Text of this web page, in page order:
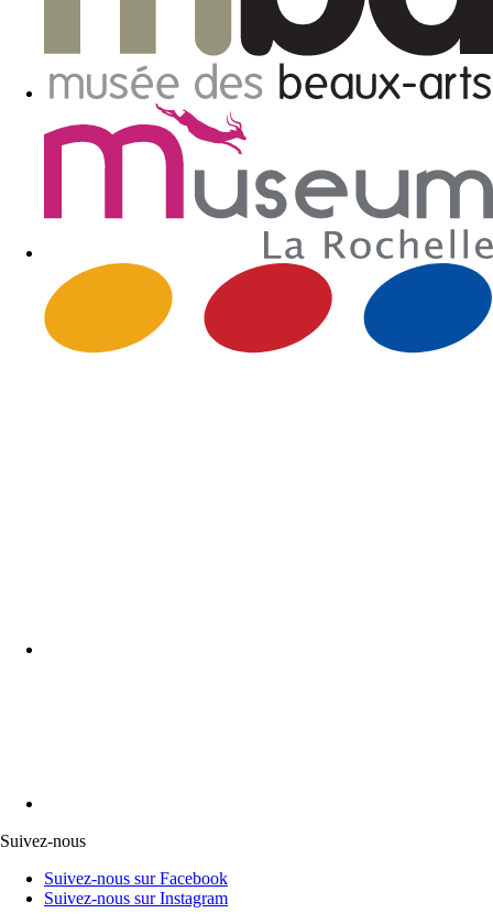
Suivez-nous
Suivez-nous sur Facebook
Suivez-nous sur Instagram